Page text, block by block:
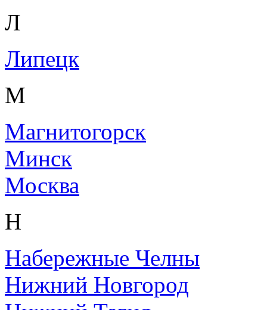
Л
Липецк
М
Магнитогорск
Минск
Москва
Н
Набережные Челны
Нижний Новгород